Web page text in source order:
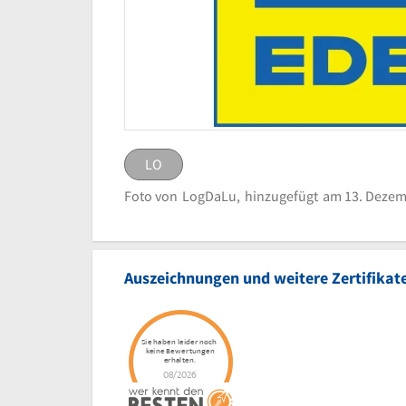
Logo E aktiv
LO
eingestellt vonLogDaLu
LO
Foto von LogDaLu, hinzugefügt am 13.
Auszeichnungen und weitere